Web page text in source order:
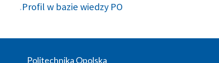
Profil w bazie wiedzy PO
Politechnika Opolska